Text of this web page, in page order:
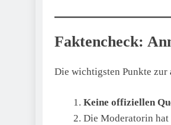
Faktencheck:
Die wichtigsten Punkte zur
Keine offiziellen
Die Moderatorin